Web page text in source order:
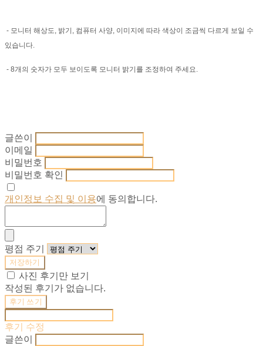
- 모니터 해상도, 밝기, 컴퓨터 사양, 이미지에 따라 색상이 조금씩 다르게 보일 수
있습니다.
- 8개의 숫자가 모두 보이도록 모니터 밝기를 조정하여 주세요.
글쓴이
이메일
비밀번호
비밀번호 확인
개인정보 수집 및 이용에 동의합니다.
평점 주기
저장하기
사진 후기만 보기
작성된 후기가 없습니다.
후기 쓰기
후기 수정
글쓴이